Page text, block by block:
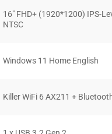
16″ FHD+ (1920*1200) IPS-
NTSC
Windows 11 Home English
Killer WiFi 6 AX211 +